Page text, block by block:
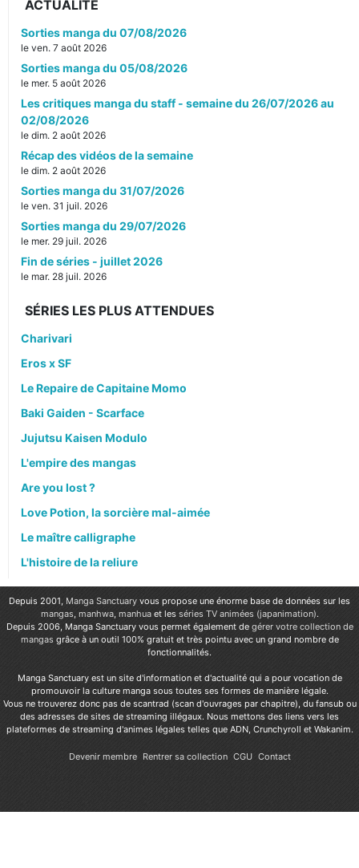
ACTUALITÉ
Sorties manga du 07/08/2026
le ven. 7 août 2026
Sorties manga du 05/08/2026
le mer. 5 août 2026
Les critiques manga du staff - semaine du 26/07/2026 au
02/08/2026
le dim. 2 août 2026
Récap des vidéos de la semaine
le dim. 2 août 2026
Sorties manga du 31/07/2026
le ven. 31 juil. 2026
Sorties manga du 29/07/2026
le mer. 29 juil. 2026
Fin de séries - juillet 2026
le mar. 28 juil. 2026
SÉRIES LES PLUS ATTENDUES
Charivari
Eros x SF
Le Repaire de Capitaine Momo
Baki Gaiden - Scarface
Jujutsu Kaisen Modulo
L'empire des mangas
Are you lost ?
Love Potion, la sorcière mal-aimée
Le maître calligraphe
L'histoire de la reliure
Depuis 2001, Manga Sanctuary vous propose une énorme base de données sur les
mangas, manhwa, manhuaet les séries TV animées (japanimation).
Depuis 2006, Manga Sanctuary vous permet également de gérer votre collection de
mangas grâce à un outil 100% gratuit et très pointu avec un grand nombre de
fonctionnalités.
Manga Sanctuary est un site d'information et d'actualité qui a pour vocation de
promouvoir la culture manga sous toutes ses formes de manière légale.
Vous ne trouverez donc pas de scantrad (scan d'ouvrages par chapitre), du fansub ou
des adresses de sites de streaming illégaux. Nous mettons des liens vers les
plateformes de streaming d'animes légales telles que ADN, Crunchyroll et Wakanim.
Devenir membre Rentrer sa collection CGU Contact